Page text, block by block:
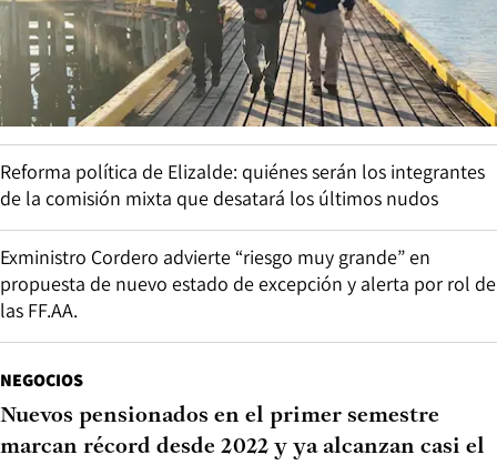
Reforma política de Elizalde: quiénes serán los integrantes
de la comisión mixta que desatará los últimos nudos
Exministro Cordero advierte “riesgo muy grande” en
propuesta de nuevo estado de excepción y alerta por rol de
las FF.AA.
NEGOCIOS
Nuevos pensionados en el primer semestre
marcan récord desde 2022 y ya alcanzan casi el